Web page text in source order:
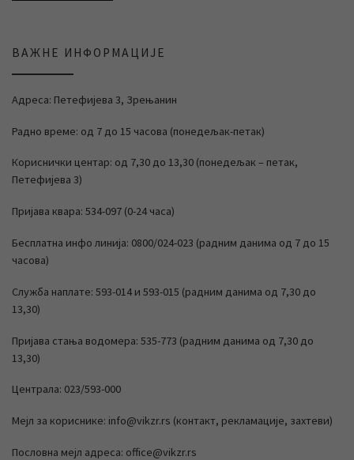
ВАЖНЕ ИНФОРМАЦИЈЕ
Адреса: Петефијева 3, Зрењанин
Радно време: од 7 до 15 часова (понедељак-петак)
Кориснички центар: од 7,30 до 13,30 (понедељак – петак,
Петефијева 3)
Пријава квара: 534-097 (0-24 часа)
Бесплатна инфо линија: 0800/024-023 (радним данима од 7 до 15
часова)
Служба наплате: 593-014 и 593-015 (радним данима од 7,30 до
13,30)
Пријава стања водомера: 535-773 (радним данима од 7,30 до
13,30)
Централа: 023/593-000
Мејл за кориснике: info@vikzr.rs (контакт, рекламације, захтеви)
Пословна мејл адреса: office@vikzr.rs